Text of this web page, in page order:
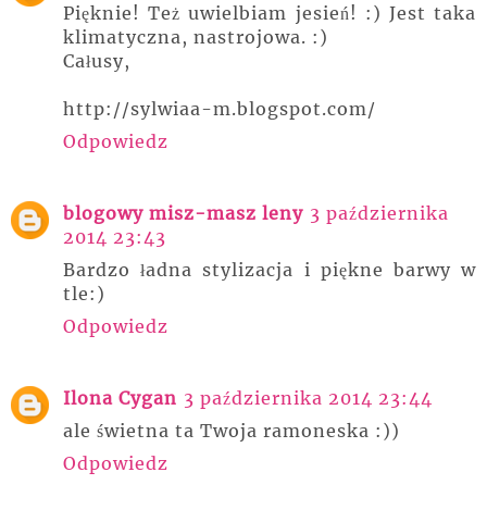
Pięknie! Też uwielbiam jesień! :) Jest taka
klimatyczna, nastrojowa. :)
Całusy,
http://sylwiaa-m.blogspot.com/
Odpowiedz
blogowy misz-masz leny 3 października
2014 23:43
Bardzo ładna stylizacja i piękne barwy w
tle:)
Odpowiedz
Ilona Cygan 3 października 2014 23:44
ale świetna ta Twoja ramoneska :))
Odpowiedz